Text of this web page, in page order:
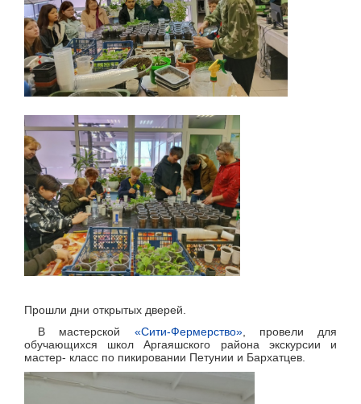
Прошли дни открытых дверей.
В мастерской «Сити-Фермерство», провели для
обучающихся школ Аргаяшского района экскурсии и
мастер- класс по пикировании Петунии и Бархатцев.